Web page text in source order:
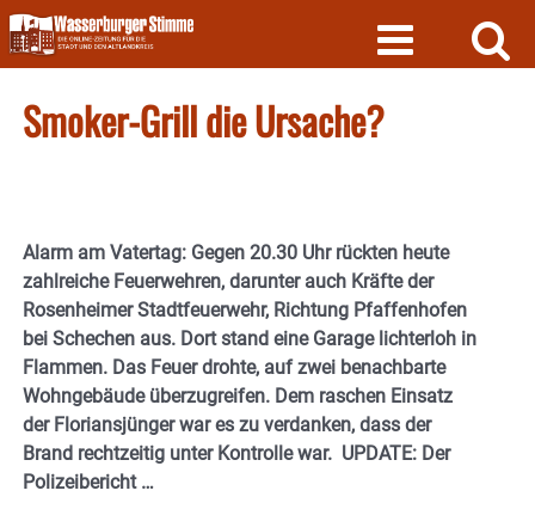
Skip
to
content
Smoker-Grill die Ursache?
Alarm am Vatertag: Gegen 20.30 Uhr rückten heute
zahlreiche Feuerwehren, darunter auch Kräfte der
Rosenheimer Stadtfeuerwehr, Richtung Pfaffenhofen
bei Schechen aus. Dort stand eine Garage lichterloh in
Flammen. Das Feuer drohte, auf zwei benachbarte
Wohngebäude überzugreifen. Dem raschen Einsatz
der Floriansjünger war es zu verdanken, dass der
Brand rechtzeitig unter Kontrolle war. UPDATE: Der
Polizeibericht …